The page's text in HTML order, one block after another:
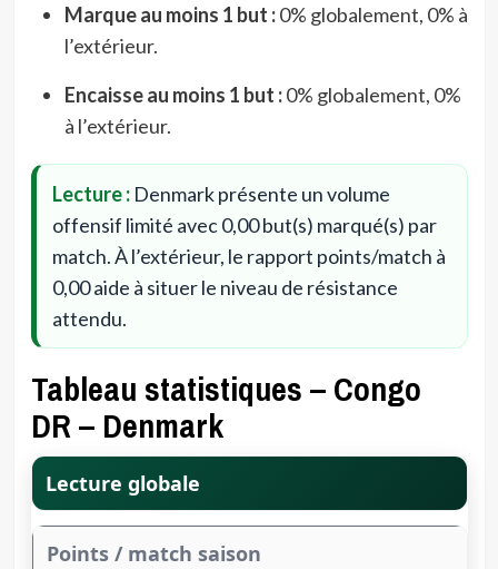
Marque au moins 1 but :0% globalement, 0% à
l’extérieur.
Encaisse au moins 1 but :0% globalement, 0%
à l’extérieur.
Lecture :Denmark présente un volume
offensif limité avec 0,00 but(s) marqué(s) par
match. À l’extérieur, le rapport points/match à
0,00 aide à situer le niveau de résistance
attendu.
Tableau statistiques – Congo
DR – Denmark
Lecture globale
Points / match saison